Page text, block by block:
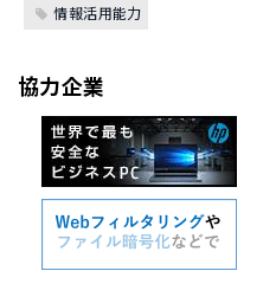
情報活用能力
協力企業